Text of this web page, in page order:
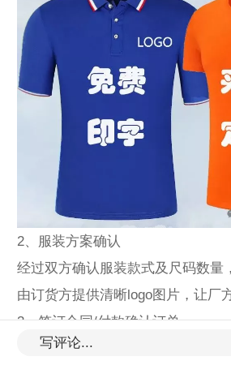
2、服装方案确认
经过双方确认服装款式及尺码数量
由订货方提供清晰logo图片，让厂
3、签订合同/付款确认订单
付款及签订正规的服装定制合同
写评论...